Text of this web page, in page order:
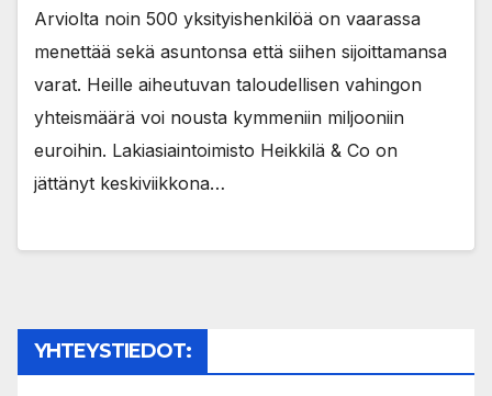
Arviolta noin 500 yksityishenkilöä on vaarassa
menettää sekä asuntonsa että siihen sijoittamansa
varat. Heille aiheutuvan taloudellisen vahingon
yhteismäärä voi nousta kymmeniin miljooniin
euroihin. Lakiasiaintoimisto Heikkilä & Co on
jättänyt keskiviikkona…
YHTEYSTIEDOT: